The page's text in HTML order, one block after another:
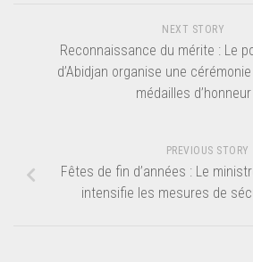
NEXT STORY
Reconnaissance du mérite : Le
d’Abidjan organise une
médailles d’honneur
PREVIOUS STORY
Fêtes de fin d’années : Le
intensifie les mesures de